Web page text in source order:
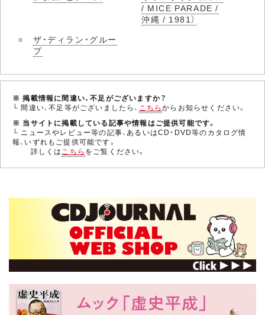
/ MICE PARADE /
沖縄 / 1981）
ザ・ディラン・グルー
プ
※ 掲載情報に間違い、不足がございますか？
└ 間違い、不足等がございましたら、 こちらからお知らせください。
※ 当サイトに掲載している記事や情報はご提供可能です。
└ ニュースやレビュー等の記事、あるいはCD・DVD等のカタログ情
報、いずれもご提供可能です。
詳しくは こちら をご覧ください。